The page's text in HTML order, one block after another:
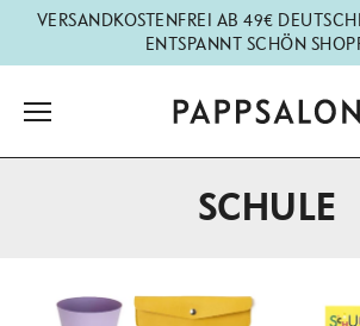
Direkt
VERSANDKOSTENFREI AB 49€
ENTSPANNT SCHÖN
SCHULE